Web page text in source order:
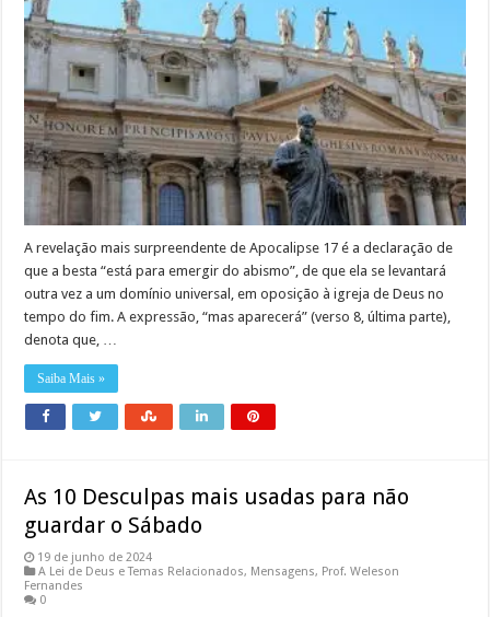
A revelação mais surpreendente de Apocalipse 17 é a declaração de
que a besta “está para emergir do abismo”, de que ela se levantará
outra vez a um domínio universal, em oposição à igreja de Deus no
tempo do fim. A expressão, “mas aparecerá” (verso 8, última parte),
denota que, …
Saiba Mais »
As 10 Desculpas mais usadas para não
guardar o Sábado
19 de junho de 2024
A Lei de Deus e Temas Relacionados, Mensagens, Prof. Weleson
Fernandes
0